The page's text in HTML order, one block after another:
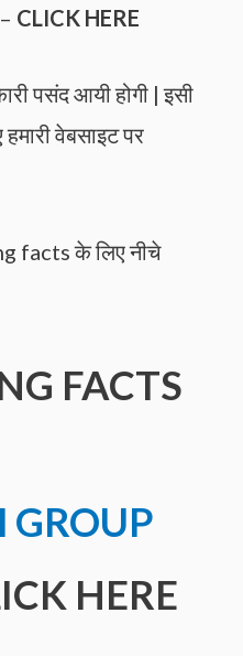
CLICK HERE
पसंद आयी होगी | इसी
वेबसाइट पर
facts के लिए नीचे
FACTS
GROUP
HERE